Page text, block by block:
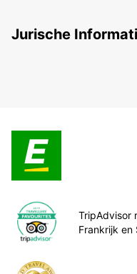
Jurische
TripAdvisor
Frankrijk en